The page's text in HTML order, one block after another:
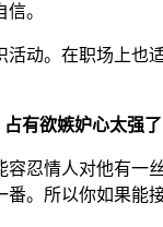
。
动。在职场上
有欲嫉妒心太强了
忍情人对他有
。所以你如果能